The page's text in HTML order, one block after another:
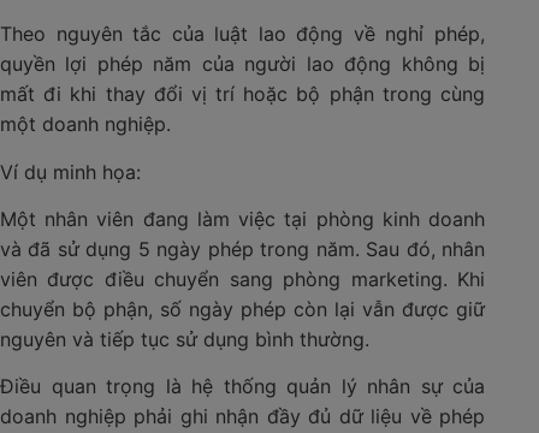
Theo nguyên tắc của luật lao động về nghỉ phép,
quyền lợi phép năm của người lao động không bị
mất đi khi thay đổi vị trí hoặc bộ phận trong cùng
một doanh nghiệp.
Ví dụ minh họa:
Một nhân viên đang làm việc tại phòng kinh doanh
và đã sử dụng 5 ngày phép trong năm. Sau đó, nhân
viên được điều chuyển sang phòng marketing. Khi
chuyển bộ phận, số ngày phép còn lại vẫn được giữ
nguyên và tiếp tục sử dụng bình thường.
Điều quan trọng là hệ thống quản lý nhân sự của
doanh nghiệp phải ghi nhận đầy đủ dữ liệu về phép